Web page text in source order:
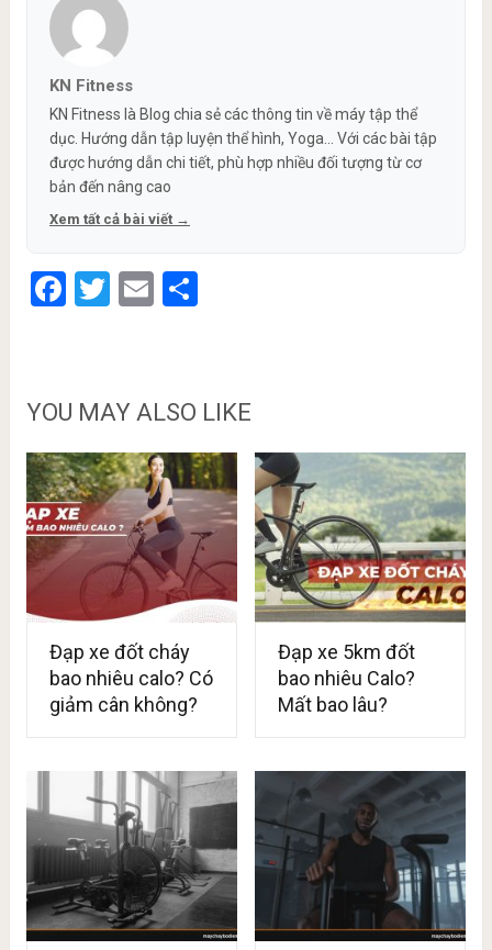
KN Fitness
KN Fitness là Blog chia sẻ các thông tin về máy tập thể
dục. Hướng dẫn tập luyện thể hình, Yoga... Với các bài tập
được hướng dẫn chi tiết, phù hợp nhiều đối tượng từ cơ
bản đến nâng cao
Xem tất cả bài viết →
Facebook
Twitter
EmailShare
YOU MAY ALSO LIKE
Đạp xe đốt cháy
bao nhiêu calo? Có
giảm cân không?
Đạp xe 5km đốt
bao nhiêu Calo?
Mất bao lâu?